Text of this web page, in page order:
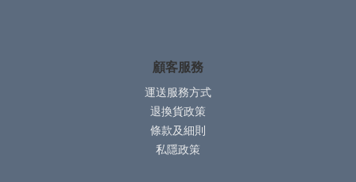
顧客服務
運送服務方式
退換貨政策
條款及細則
私隱政策